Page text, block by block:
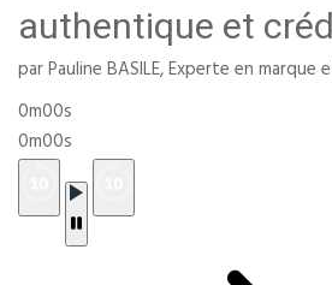
authentique et
par Pauline BASILE, Experte en
0m00s
0m00s